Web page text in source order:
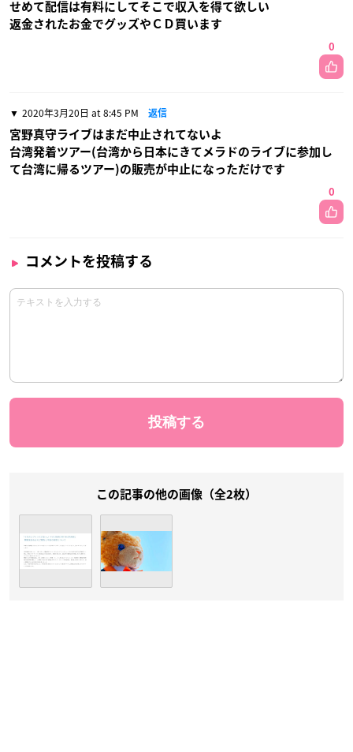
せめて配信は有料にしてそこで収入を得て欲しい
返金されたお金でグッズやＣＤ買います
0
2020年3月20日 at 8:45 PM 返信
宮野真守ライブはまだ中止されてないよ
台湾発着ツアー(台湾から日本にきてメラドのライブに参加し
て台湾に帰るツアー)の販売が中止になっただけです
0
コメントを投稿する
この記事の他の画像（全2枚）